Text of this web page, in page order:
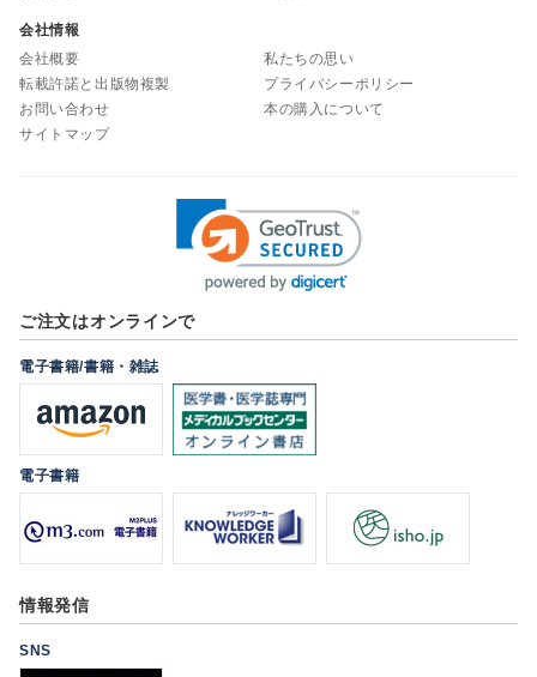
会社情報
会社概要
私たちの思い
転載許諾と出版物複製
プライバシーポリシー
お問い合わせ
本の購入について
サイトマップ
ご注文はオンラインで
電子書籍/書籍・雑誌
電子書籍
情報発信
SNS